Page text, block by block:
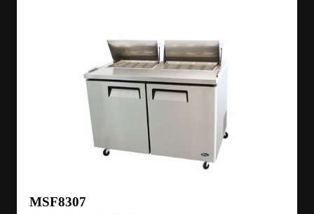
MSF8307